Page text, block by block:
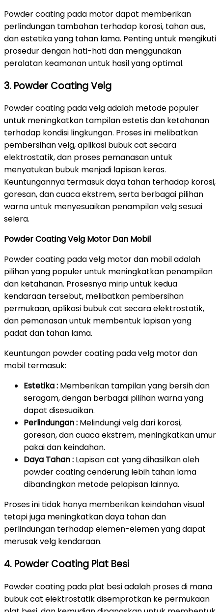
Powder coating pada motor dapat memberikan
perlindungan tambahan terhadap korosi, tahan aus,
dan estetika yang tahan lama. Penting untuk mengikuti
prosedur dengan hati-hati dan menggunakan
peralatan keamanan untuk hasil yang optimal.
3. Powder Coating Velg
Powder coating pada velg adalah metode populer
untuk meningkatkan tampilan estetis dan ketahanan
terhadap kondisi lingkungan. Proses ini melibatkan
pembersihan velg, aplikasi bubuk cat secara
elektrostatik, dan proses pemanasan untuk
menyatukan bubuk menjadi lapisan keras.
Keuntungannya termasuk daya tahan terhadap korosi,
goresan, dan cuaca ekstrem, serta berbagai pilihan
warna untuk menyesuaikan penampilan velg sesuai
selera.
Powder Coating Velg Motor Dan Mobil
Powder coating pada velg motor dan mobil adalah
pilihan yang populer untuk meningkatkan penampilan
dan ketahanan. Prosesnya mirip untuk kedua
kendaraan tersebut, melibatkan pembersihan
permukaan, aplikasi bubuk cat secara elektrostatik,
dan pemanasan untuk membentuk lapisan yang
padat dan tahan lama.
Keuntungan powder coating pada velg motor dan
mobil termasuk:
Estetika : Memberikan tampilan yang bersih dan
seragam, dengan berbagai pilihan warna yang
dapat disesuaikan.
Perlindungan : Melindungi velg dari korosi,
goresan, dan cuaca ekstrem, meningkatkan umur
pakai dan keindahan.
Daya Tahan : Lapisan cat yang dihasilkan oleh
powder coating cenderung lebih tahan lama
dibandingkan metode pelapisan lainnya.
Proses ini tidak hanya memberikan keindahan visual
tetapi juga meningkatkan daya tahan dan
perlindungan terhadap elemen-elemen yang dapat
merusak velg kendaraan.
4. Powder Coating Plat Besi
Powder coating pada plat besi adalah proses di mana
bubuk cat elektrostatik disemprotkan ke permukaan